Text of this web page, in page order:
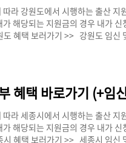
따라 강원도에서 시행하는 출산
가 해당되는 지원금의 경우 내가
도 혜택 보러가기 >> 강원도 임신
택 조회 방법] 1. 복지로 사이트로
다. 4. 검색 조건에 있는 지역을 주
혜택 바로가기 (+임
따라 세종시에서 시행하는 출산
가 해당되는 지원금의 경우 내가
시 혜택 보러가기 >> 세종시 임신